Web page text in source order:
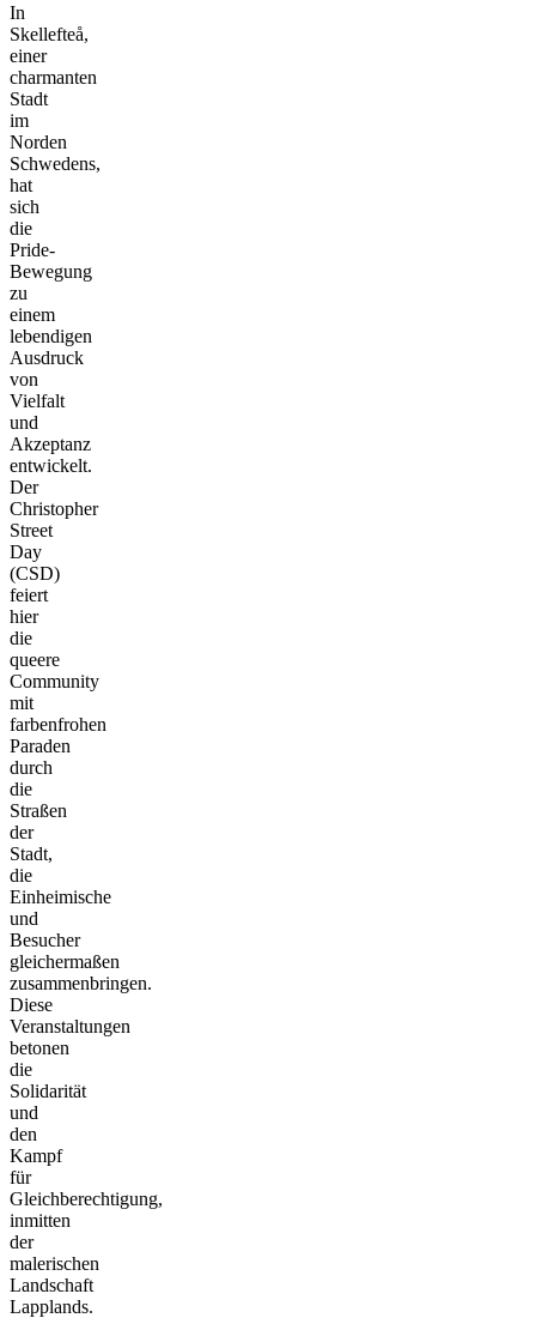
In
Skellefteå,
einer
charmanten
Stadt
im
Norden
Schwedens,
hat
sich
die
Pride-
Bewegung
zu
einem
lebendigen
Ausdruck
von
Vielfalt
und
Akzeptanz
entwickelt.
Der
Christopher
Street
Day
(CSD)
feiert
hier
die
queere
Community
mit
farbenfrohen
Paraden
durch
die
Straßen
der
Stadt,
die
Einheimische
und
Besucher
gleichermaßen
zusammenbringen.
Diese
Veranstaltungen
betonen
die
Solidarität
und
den
Kampf
für
Gleichberechtigung,
inmitten
der
malerischen
Landschaft
Lapplands.